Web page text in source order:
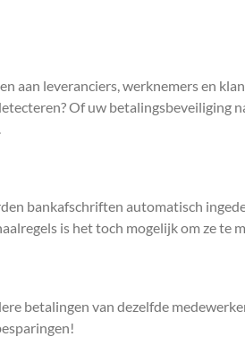
leveranciers, werknemers en
Of uw betalingsbeveiliging
bankafschriften automatisch
is het toch mogelijk om ze te
betalingen van dezelfde